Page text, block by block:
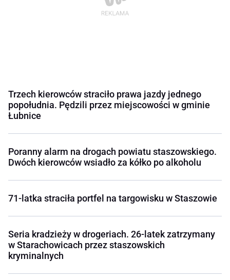
Trzech kierowców straciło prawa jazdy jednego
popołudnia. Pędzili przez miejscowości w gminie
Łubnice
Poranny alarm na drogach powiatu staszowskiego.
Dwóch kierowców wsiadło za kółko po alkoholu
71-latka straciła portfel na targowisku w Staszowie
Seria kradzieży w drogeriach. 26-latek zatrzymany
w Starachowicach przez staszowskich
kryminalnych